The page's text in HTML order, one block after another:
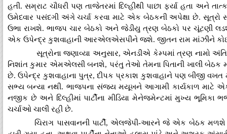
હતી. સમ્રાટ ચૌધરી પણ તાજેતરમાં દિલ્હીથી પાછા ફર્યા હતા અને
ઉમેદવાર પસંદગી અંગે ચર્ચા કરવા માટે એક બેઠકની અપેક્ષા છે.
ઉભા રાખશે. ભાજપ ચાર બેઠકો અને જેડીયુ ત્રણ બેઠકો પર ચૂંટણી
એક ઉપેન્દ્ર કુશવાહાની આરએલએસપીને જશે. જીતન રામ માંઝીને
સૂત્રોના જણાવ્યા અનુસાર, એનડીએ કેમ્પમાં ત્રણ નામો
નિશાંત કુમાર એમએલસી બનશે, પરંતુ તેઓ તેમના પિતાની ખાલી બેઠક
છે. ઉપેન્દ્ર કુશવાહાના પુત્ર, દીપક પ્રકાશ કુશવાહાને પણ બીજી
સભ્ય બન્યા નથી. ભાજપના સંજય મયૂખને આગામી કાર્યકાળ માટે એક
નજીક છે અને દિલ્હીમાં પાર્ટીના મીડિયા મેનેજમેન્ટમાં મુખ્ય
ચર્ચાઓ ચાલી રહી છે.
ચિરાગ પાસવાનની પાર્ટી, એલજેપી-આરને જે એક બેઠક